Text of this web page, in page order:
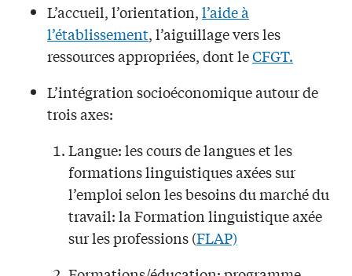
L’accueil, l’orientation,l’aide à
l’établissement, l’aiguillage vers les
ressources appropriées, dont leCFGT.
L’intégration socioéconomique autour de
trois axes:
Langue: les cours de langues et les
formations linguistiques axées sur
l’emploi selon les besoins du marché du
travail: la Formation linguistique axée
sur les professions (FLAP)